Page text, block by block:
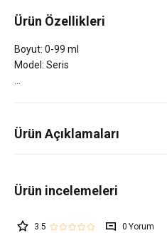
Ürün Özellikleri
Boyut: 0-99 ml
Model: Seris
Ürün Açıklamaları
3.5 0